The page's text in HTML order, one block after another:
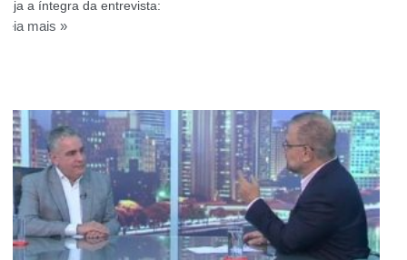
Veja a íntegra da entrevista:
Leia mais »